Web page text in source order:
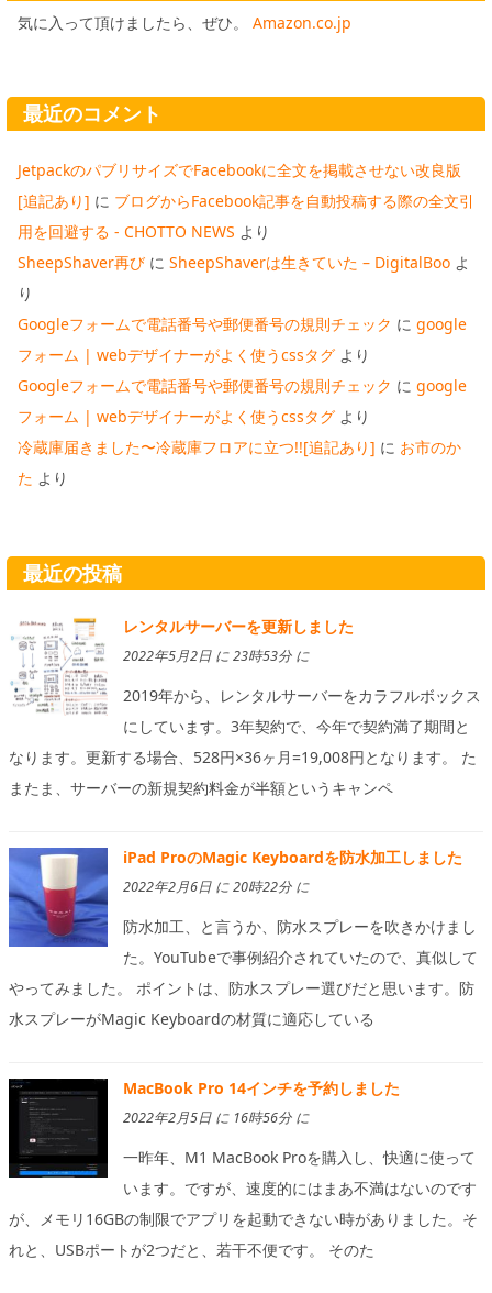
気に入って頂けましたら、ぜひ。 Amazon.co.jp
最近のコメント
JetpackのパブリサイズでFacebookに全文を掲載させない改良版
[追記あり] に ブログからFacebook記事を自動投稿する際の全文引
用を回避する - CHOTTO NEWS より
SheepShaver再び に SheepShaverは生きていた – DigitalBoo よ
り
Googleフォームで電話番号や郵便番号の規則チェック に google
フォーム | webデザイナーがよく使うcssタグ より
Googleフォームで電話番号や郵便番号の規則チェック に google
フォーム | webデザイナーがよく使うcssタグ より
冷蔵庫届きました〜冷蔵庫フロアに立つ!![追記あり] に お市のか
た より
最近の投稿
レンタルサーバーを更新しました
2022年5月2日 に 23時53分 に
2019年から、レンタルサーバーをカラフルボックス
にしています。3年契約で、今年で契約満了期間と
なります。更新する場合、528円×36ヶ月=19,008円となります。 た
またま、サーバーの新規契約料金が半額というキャンペ
iPad ProのMagic Keyboardを防水加工しました
2022年2月6日 に 20時22分 に
防水加工、と言うか、防水スプレーを吹きかけまし
た。YouTubeで事例紹介されていたので、真似して
やってみました。 ポイントは、防水スプレー選びだと思います。防
水スプレーがMagic Keyboardの材質に適応している
MacBook Pro 14インチを予約しました
2022年2月5日 に 16時56分 に
一昨年、M1 MacBook Proを購入し、快適に使って
います。ですが、速度的にはまあ不満はないのです
が、メモリ16GBの制限でアプリを起動できない時がありました。そ
れと、USBポートが2つだと、若干不便です。 そのた